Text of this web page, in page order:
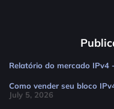
Relatório do mercado IPv4
Como vender seu bloco
July 5, 2026